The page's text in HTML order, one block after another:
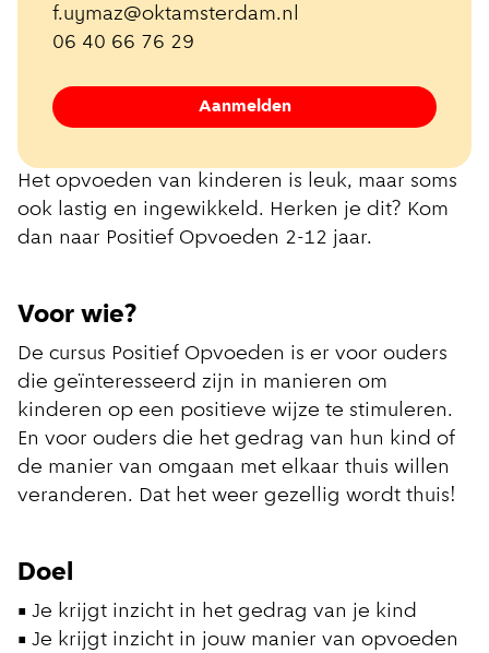
Het opvoeden van kinderen is leuk, maar soms
ook lastig en ingewikkeld. Herken je dit? Kom
dan naar Positief Opvoeden 2-12 jaar.
Voor wie?
De cursus Positief Opvoeden is er voor ouders
die geïnteresseerd zijn in manieren om
kinderen op een positieve wijze te stimuleren.
En voor ouders die het gedrag van hun kind of
de manier van omgaan met elkaar thuis willen
veranderen. Dat het weer gezellig wordt thuis!
Doel
• Je krijgt inzicht in het gedrag van je kind
• Je krijgt inzicht in jouw manier van opvoeden
f.uymaz@oktamsterdam.nl
06 40 66 76 29
Aanmelden